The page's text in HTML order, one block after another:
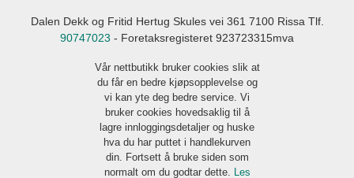
Dalen Dekk og Fritid Hertug Skules vei 361 7100 Rissa Tlf.
90747023 - Foretaksregisteret 923723315mva
Vår nettbutikk bruker cookies slik at
du får en bedre kjøpsopplevelse og
vi kan yte deg bedre service. Vi
bruker cookies hovedsaklig til å
lagre innloggingsdetaljer og huske
hva du har puttet i handlekurven
din. Fortsett å bruke siden som
normalt om du godtar dette. Les